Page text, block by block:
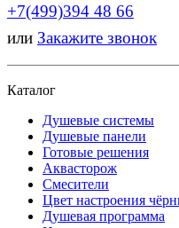
+7(499)394 48 66
или Закажите звонок
Каталог
Душевые системы
Душевые панели
Готовые решения
Аквасторож
Смесители
Цвет настроения
Душевая программа